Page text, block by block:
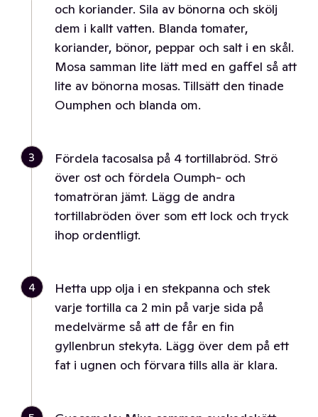
och koriander. Sila av bönorna och skölj
dem i kallt vatten. Blanda tomater,
koriander, bönor, peppar och salt i en skål.
Mosa samman lite lätt med en gaffel så att
lite av bönorna mosas. Tillsätt den tinade
Oumphen och blanda om.
3
Fördela tacosalsa på 4 tortillabröd. Strö
över ost och fördela Oumph- och
tomatröran jämt. Lägg de andra
tortillabröden över som ett lock och tryck
ihop ordentligt.
4
Hetta upp olja i en stekpanna och stek
varje tortilla ca 2 min på varje sida på
medelvärme så att de får en fin
gyllenbrun stekyta. Lägg över dem på ett
fat i ugnen och förvara tills alla är klara.